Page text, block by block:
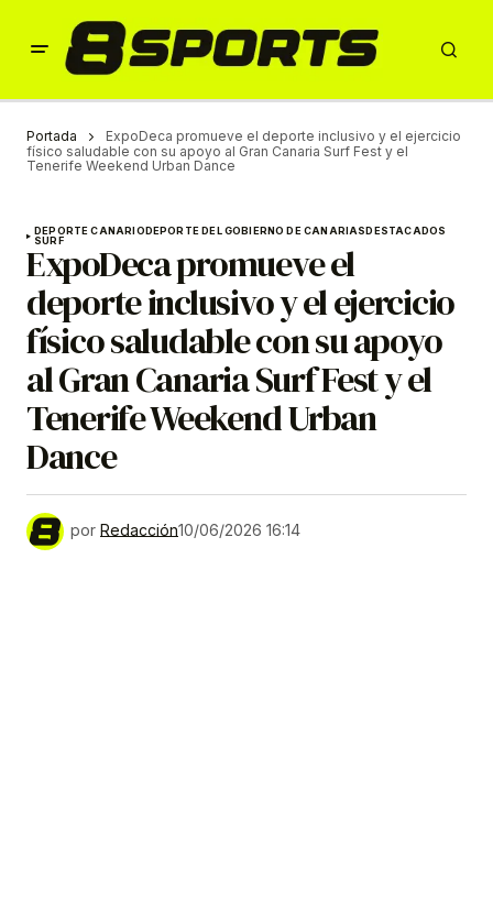
Portada
ExpoDeca promueve el deporte inclusivo y el ejercicio
físico saludable con su apoyo al Gran Canaria Surf Fest y el
Tenerife Weekend Urban Dance
DEPORTE CANARIODEPORTE DEL GOBIERNO DE CANARIASDESTACADOS
SURF
ExpoDeca promueve el
deporte inclusivo y el ejercicio
físico saludable con su apoyo
al Gran Canaria Surf Fest y el
Tenerife Weekend Urban
Dance
por Redacción10/06/2026 16:14